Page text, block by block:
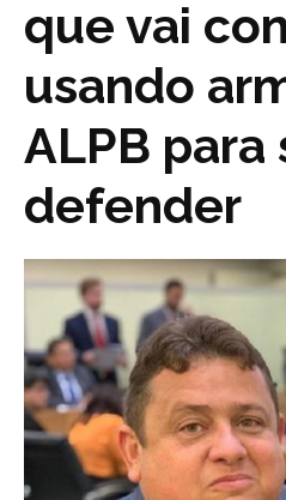
que vai
usando
ALPB para
defender